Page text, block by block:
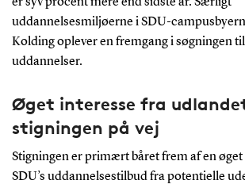
uddannelsesmiljøerne i SDU-
Kolding oplever en fremgang i søgningen
uddannelser.
Øget interesse fra
stigningen på vej
Stigningen er primært båret frem af en
SDU’s uddannelsestilbud fra potentielle